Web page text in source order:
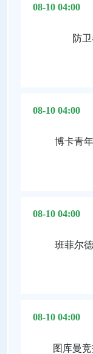
08-10 04:00
防
08-10 04:00
博卡青年
08-10 04:00
班菲尔德
08-10 04:00
图库曼